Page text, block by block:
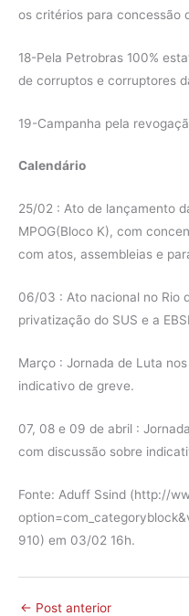
os critérios para concessão
18-Pela Petrobras 100%
de corruptos e corruptores
19-Campanha pela
Calendário
25/02 : Ato de lançamento
MPOG(Bloco K), com
com atos, assembleias e
06/03 : Ato nacional no Rio
privatização do SUS e a
Março : Jornada de Luta
indicativo de greve.
07, 08 e 09 de abril :
com discussão sobre
Fonte: Aduff Ssind (http://
910) em 03/02 16h.
← Post anterior